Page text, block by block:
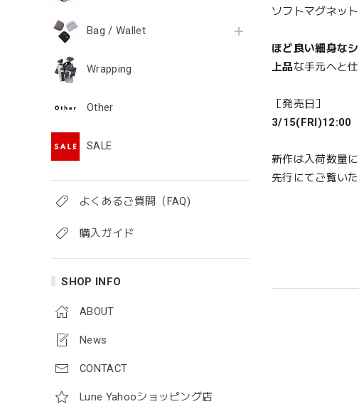
Bag / Wallet
Wrapping
Other
SALE
よくあるご質問（FAQ)
購入ガイド
SHOP INFO
ABOUT
News
CONTACT
Lune Yahooショッピング店
ソフトマグネッ
ほど良い細身な
上品な手元へと
［発売日］
3/15(FRI)12:00
新作は入荷数量
先行にてご覧い